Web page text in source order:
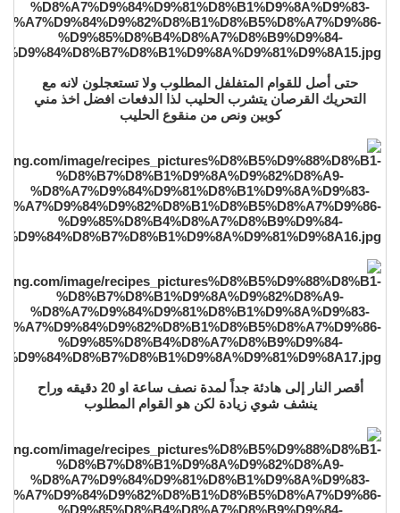
حتى أصل للقوام المتفلفل المطلوب ولا تستعجلون لانه مع
التحريك القرصان يتشرب الحليب لذا الدفعات افضل اخذ مني
كوبين ونص من منقوع الحليب
أقصر النار إلى هادئة جداً لمدة نصف ساعة او 20 دقيقه وراح
ينشف شوي زيادة لكن هو القوام المطلوب